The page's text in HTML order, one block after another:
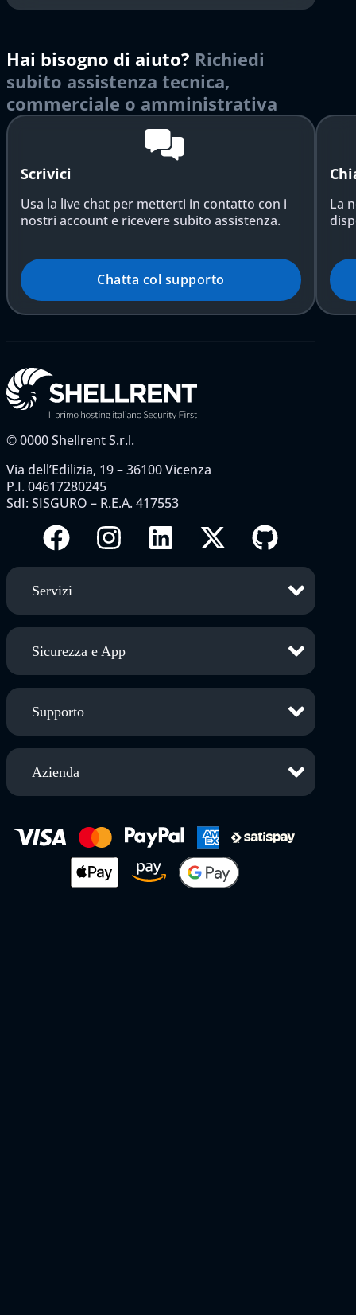
Hai bisogno di aiuto? Richiedi
subito assistenza tecnica,
commerciale o amministrativa
Scrivici
Usa la live chat per metterti in contatto con i
nostri account e ricevere subito assistenza.
Chatta col supporto
La
©0000Shellrent S.r.l.
Via dell’Edilizia, 19 – 36100 Vicenza
P.I. 04617280245
SdI: SISGURO – R.E.A. 417553
Servizi
Sicurezza e App
Supporto
Azienda